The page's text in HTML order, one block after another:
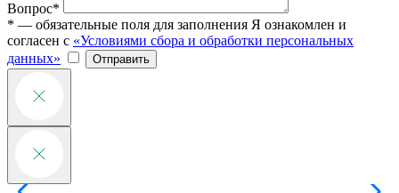
Вопрос*
* — обязательные поля для заполнения Я ознакомлен и
согласен с «Условиями сбора и обработки персональных
данных»
Отправить